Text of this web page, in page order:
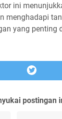
ini
menghadapi
yang penting
postingan